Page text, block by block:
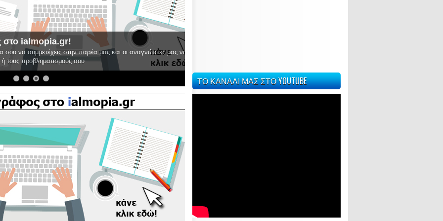
στην παρέα μας και οι αναγνώστες μας να
σου
ΤΟ ΚΑΝΑΛΙ ΜΑΣ ΣΤΟ YOUTUBE